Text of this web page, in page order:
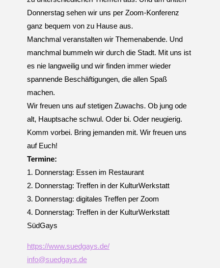
Donnerstag sehen wir uns per Zoom-Konferenz
ganz bequem von zu Hause aus.
Manchmal veranstalten wir Themenabende. Und
manchmal bummeln wir durch die Stadt. Mit uns ist
es nie langweilig und wir finden immer wieder
spannende Beschäftigungen, die allen Spaß
machen.
Wir freuen uns auf stetigen Zuwachs. Ob jung ode
alt, Hauptsache schwul. Oder bi. Oder neugierig.
Komm vorbei. Bring jemanden mit. Wir freuen uns
auf Euch!
Termine:
1. Donnerstag: Essen im Restaurant
2. Donnerstag: Treffen in der KulturWerkstatt
3. Donnerstag: digitales Treffen per Zoom
4. Donnerstag: Treffen in der KulturWerkstatt
SüdGays
https://www.suedgays.de/
info@suedgays.de